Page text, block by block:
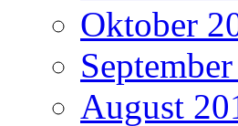
Oktober
August